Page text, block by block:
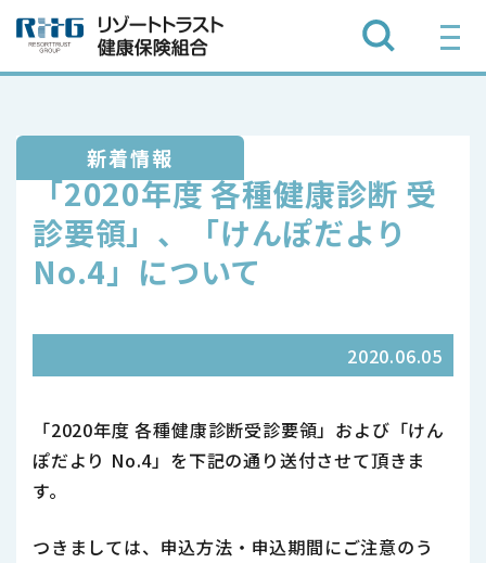
「2020年度 各種健康診断 受
診要領」、「けんぽだより
No.4」について
2020.06.05
「2020年度 各種健康診断受診要領」および「けん
ぽだより No.4」を下記の通り送付させて頂きま
す。
つきましては、申込方法・申込期間にご注意のう
新着情報